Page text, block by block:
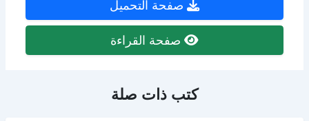
صفحة التحميل
صفحة القراءة
كتب ذات صلة